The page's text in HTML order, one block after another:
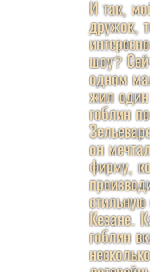
И так,
дружок,
шоу?
одном
жил
гоблин
он
фирму,
Кезане.
гоблин